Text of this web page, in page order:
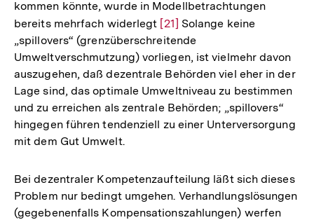
kommen könnte, wurde in Modellbetrachtungen
bereits mehrfach widerlegt Zur
Auflösung
der
Fußnote
[21] Solange keine
„spillovers“ (grenzüberschreitende
Umweltverschmutzung) vorliegen, ist vielmehr davon
auszugehen, daß dezentrale Behörden viel eher in der
Lage sind, das optimale Umweltniveau zu bestimmen
und zu erreichen als zentrale Behörden; „spillovers“
hingegen führen tendenziell zu einer Unterversorgung
mit dem Gut Umwelt.
Bei dezentraler Kompetenzaufteilung läßt sich dieses
Problem nur bedingt umgehen. Verhandlungslösungen
(gegebenenfalls Kompensationszahlungen) werfen